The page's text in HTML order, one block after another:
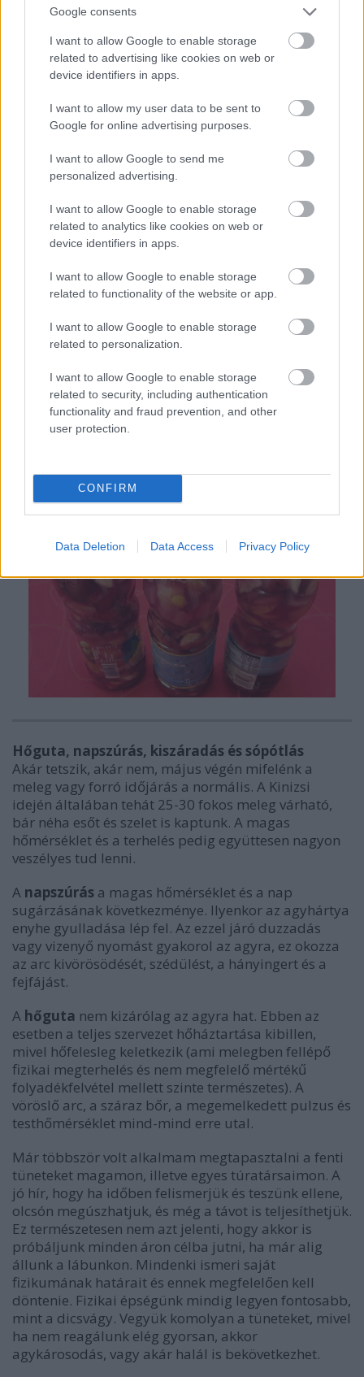
Google consents
I want to allow Google to enable storage
related to advertising like cookies on web or
device identifiers in apps.
I want to allow my user data to be sent to
Google for online advertising purposes.
I want to allow Google to send me
personalized advertising.
I want to allow Google to enable storage
related to analytics like cookies on web or
device identifiers in apps.
I want to allow Google to enable storage
related to functionality of the website or app.
I want to allow Google to enable storage
related to personalization.
I want to allow Google to enable storage
related to security, including authentication
functionality and fraud prevention, and other
user protection.
CONFIRM
Data Deletion Data Access Privacy Policy
Eredeti formájában többféle gyümölcsöt is
szoktunk fogyasztani a túrák alatt. Élvezeti
értékük azonban növelhető is némi
furfanggal. Egy ízben látomásom támadt és
rájöttem, hogy lehetne megalkotni egy
olyan keveréket, ami egyszerre ital és étel,
közben pedig ízével is feldob. Egy nagyobb
szájjal ellátott félliteres palackba (a Cappy
gyümölcsléé ilyen) odahaza apróra vágott
epret, meggyet, ananászt – teszek és csurig
töltöm a konzervből származó ananászlével
(vagy bármilyen gyümölcslével). Így
egyszerre lehet enni és inni, ráadásul
valami nagyon finomat és frissítőt. Nagyon
Hőguta, napszúrás, kiszáradás és sópótlás
Akár tetszik, akár nem, május végén mifelénk a
meleg vagy forró időjárás a normális. A Kinizsi
idején általában tehát 25-30 fokos meleg várható,
bár néha esőt és szelet is kaptunk. A magas
hőmérséklet és a terhelés pedig együttesen nagyon
veszélyes tud lenni.
A napszúrás a magas hőmérséklet és a nap
sugárzásának következménye. Ilyenkor az agyhártya
enyhe gyulladása lép fel. Az ezzel járó duzzadás
vagy vizenyő nyomást gyakorol az agyra, ez okozza
az arc kivörösödését, szédülést, a hányingert és a
fejfájást.
A hőguta nem kizárólag az agyra hat. Ebben az
esetben a teljes szervezet hőháztartása kibillen,
mivel hőfelesleg keletkezik (ami melegben fellépő
fizikai megterhelés és nem megfelelő mértékű
folyadékfelvétel mellett szinte természetes). A
vöröslő arc, a száraz bőr, a megemelkedett pulzus és
testhőmérséklet mind-mind erre utal.
Már többször volt alkalmam megtapasztalni a fenti
tüneteket magamon, illetve egyes túratársaimon. A
jó hír, hogy ha időben felismerjük és teszünk ellene,
olcsón megúszhatjuk, és még a távot is teljesíthetjük.
Ez természetesen nem azt jelenti, hogy akkor is
próbáljunk minden áron célba jutni, ha már alig
állunk a lábunkon. Mindenki ismeri saját
fizikumának határait és ennek megfelelően kell
döntenie. Fizikai épségünk mindig legyen fontosabb,
mint a dicsvágy. Vegyük komolyan a tüneteket, mivel
ha nem reagálunk elég gyorsan, akkor
agykárosodás, vagy akár halál is bekövetkezhet.